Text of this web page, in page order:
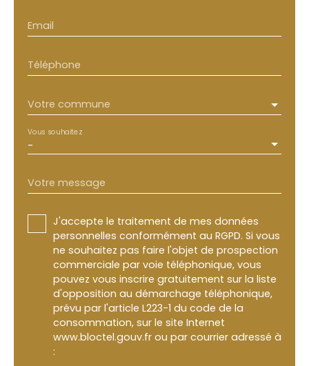
Email
Téléphone
Votre commune
-
Vous souhaitez
Votre message
J'accepte le traitement de mes données
personnelles conformément au RGPD. Si vous
ne souhaitez pas faire l'objet de prospection
commerciale par voie téléphonique, vous
pouvez vous inscrire gratuitement sur la liste
d'opposition au démarchage téléphonique,
prévu par l'article L223-1 du code de la
consommation, sur le site Internet
www.bloctel.gouv.fr ou par courrier adressé à
: